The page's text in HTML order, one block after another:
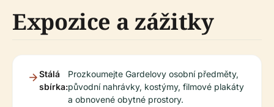
Expozice a zážitky
Stálá
sbírka:
Prozkoumejte Gardelovy osobní předměty,
původní nahrávky, kostýmy, filmové plakáty
a obnovené obytné prostory.